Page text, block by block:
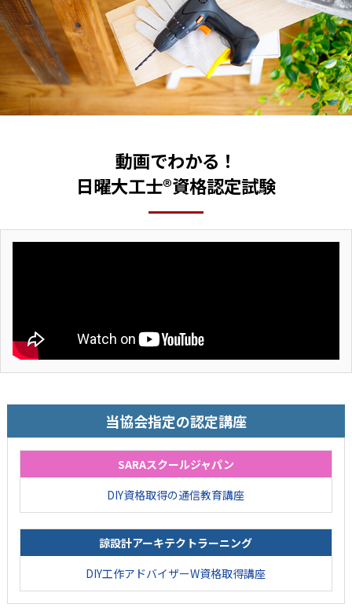
動画でわかる！
日曜大工士®資格認定試験
当協会指定の認定講座
SARAスクールジャパン
DIY資格取得の通信教育講座
諒設計アーキテクトラーニング
DIY工作アドバイザーW資格取得講座